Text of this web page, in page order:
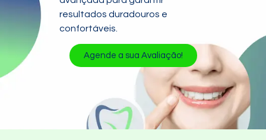
resultados duradouros e
confortáveis.
Agende a sua Avaliação!